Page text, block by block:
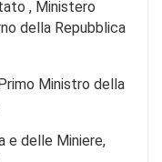
, Ministero
della Repubblica
Ministro della
e delle Miniere,